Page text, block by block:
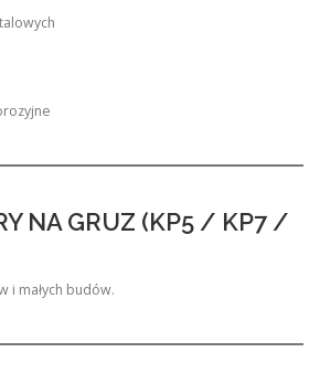
NA GRUZ (KP5 / KP7 /
i małych budów.